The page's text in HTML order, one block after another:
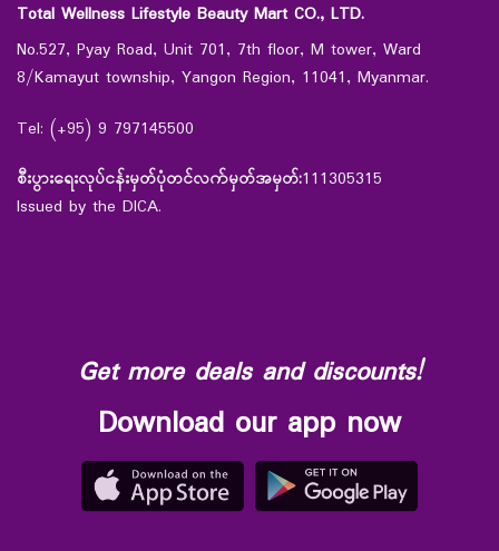
Total Wellness Lifestyle Beauty Mart CO., LTD.
No.527, Pyay Road, Unit 701, 7th floor, M tower, Ward
8/Kamayut township, Yangon Region, 11041, Myanmar.
Tel: (+95) 9 797145500
စီးပွားရေးလုပ်ငန်းမှတ်ပုံတင်လက်မှတ်အမှတ်:111305315
Issued by the DICA.
Get more deals and discounts!
Download our app now